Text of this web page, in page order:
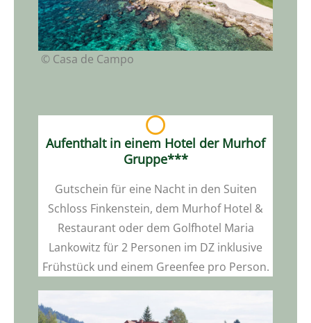
© Casa de Campo
Aufenthalt in einem Hotel der Murhof
Gruppe***
Gutschein für eine Nacht in den Suiten
Schloss Finkenstein, dem Murhof Hotel &
Restaurant oder dem Golfhotel Maria
Lankowitz für 2 Personen im DZ inklusive
Frühstück und einem Greenfee pro Person.